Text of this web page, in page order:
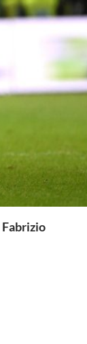
Fabrizio